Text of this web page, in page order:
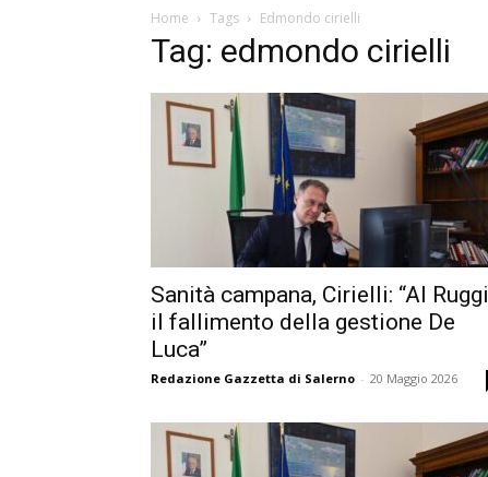
Home Tags Edmondo cirielli
Tag: edmondo cirielli
Sanità campana, Cirielli: “Al Ruggi
il fallimento della gestione De
Luca”
Redazione Gazzetta di Salerno - 20 Maggio 2026